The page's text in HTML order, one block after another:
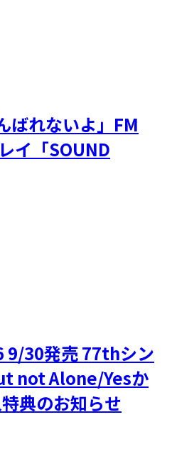
れないよ」FM
イ「SOUND
9/30発売 77thシン
not Alone/Yesか
典のお知らせ